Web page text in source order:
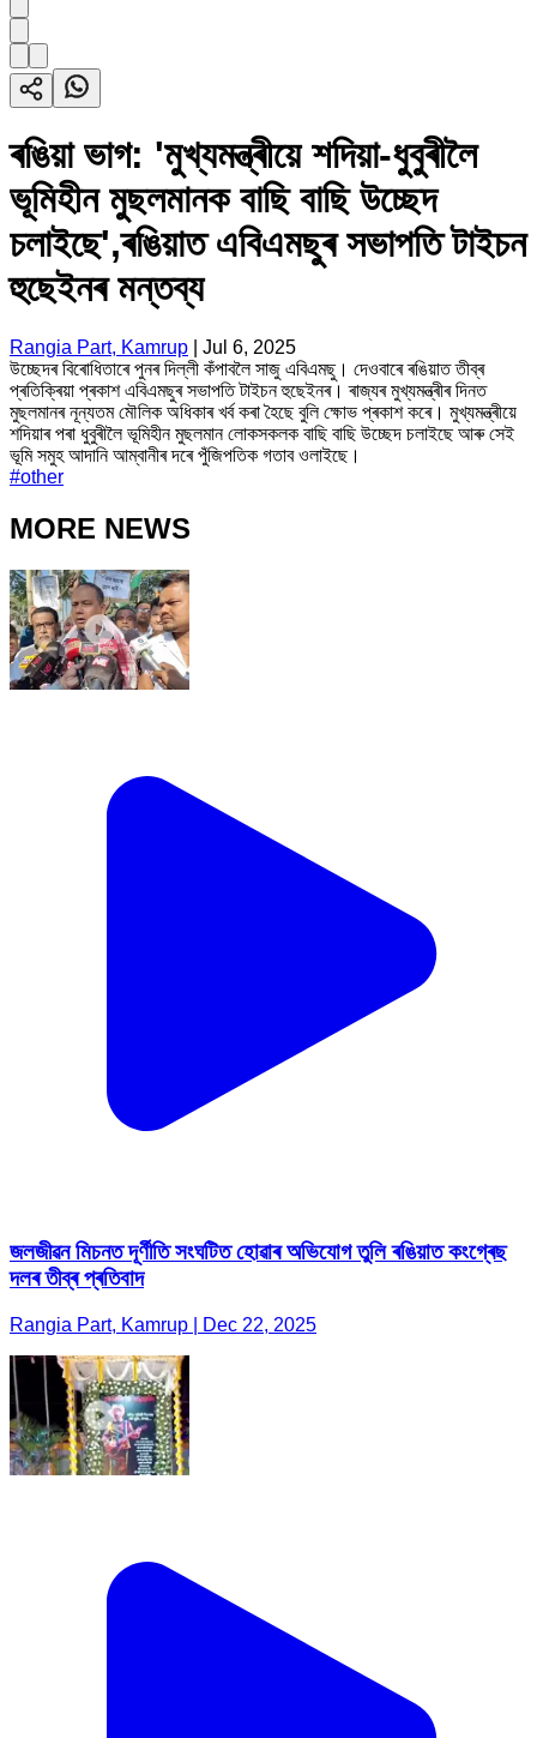
ৰঙিয়া ভাগ: 'মুখ্যমন্ত্ৰীয়ে শদিয়া-ধুবুৰীলৈ
ভূমিহীন মুছলমানক বাছি বাছি উচ্ছেদ
চলাইছে',ৰঙিয়াত এবিএমছুৰ সভাপতি টাইচন
হুছেইনৰ মন্তব্য
Rangia Part, Kamrup
Jul 6, 2025
উচ্ছেদৰ বিৰোধিতাৰে পুনৰ দিল্লী কঁপাবলৈ সাজু এবিএমছু। দেওবাৰে ৰঙিয়াত তীব্ৰ
প্ৰতিক্ৰিয়া প্ৰকাশ এবিএমছুৰ সভাপতি টাইচন হুছেইনৰ। ৰাজ্যৰ মুখ্যমন্ত্ৰীৰ দিনত
মুছলমানৰ নূন্যতম মৌলিক অধিকাৰ খৰ্ব কৰা হৈছে বুলি ক্ষোভ প্ৰকাশ কৰে। মুখ্যমন্ত্ৰীয়ে
শদিয়াৰ পৰা ধুবুৰীলৈ ভূমিহীন মুছলমান লোকসকলক বাছি বাছি উচ্ছেদ চলাইছে আৰু সেই
ভূমি সমুহ আদানি আম্বানীৰ দৰে পুঁজিপতিক গতাব ওলাইছে।
#other
MORE NEWS
জলজীৱন মিচনত দূৰ্ণীতি সংঘটিত হোৱাৰ অভিযোগ তুলি ৰঙিয়াত কংগ্ৰেছ
দলৰ তীব্ৰ প্ৰতিবাদ
Rangia Part, Kamrup | Dec 22, 2025